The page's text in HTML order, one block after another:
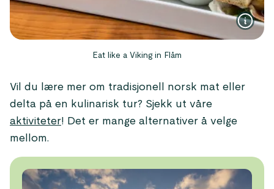
Eat like a Viking in Flåm
Vil du lære mer om tradisjonell norsk mat eller
delta på en kulinarisk tur? Sjekk ut våre
aktiviteter! Det er mange alternativer å velge
mellom.